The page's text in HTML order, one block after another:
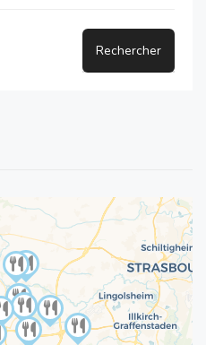
Rechercher